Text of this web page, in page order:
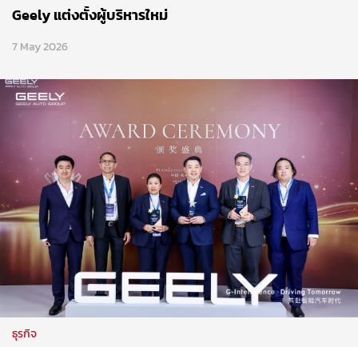
Geely แต่งตั้งผู้บริหารใหม่
7 May 2026
ธุรกิจ